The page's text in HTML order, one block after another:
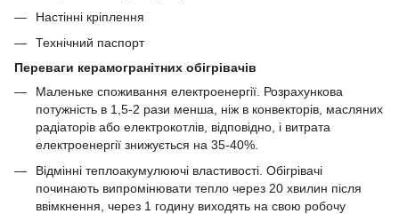
Настінні кріплення
Технічний паспорт
Переваги керамогранітних обігрівачів
Маленьке споживання електроенергії. Розрахункова
потужність в 1,5-2 рази менша, ніж в конвекторів, масляних
радіаторів або електрокотлів, відповідно, і витрата
електроенергії знижується на 35-40%.
Відмінні теплоакумулюючі властивості. Обігрівачі
починають випромінювати тепло через 20 хвилин після
ввімкнення, через 1 годину виходять на свою робочу